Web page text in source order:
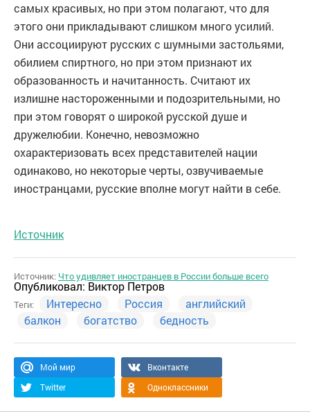
самых красивых, но при этом полагают, что для
этого они прикладывают слишком много усилий.
Они ассоциируют русских с шумными застольями,
обилием спиртного, но при этом признают их
образованность и начитанность. Считают их
излишне настороженными и подозрительными, но
при этом говорят о широкой русской душе и
дружелюбии. Конечно, невозможно
охарактеризовать всех представителей нации
одинаково, но некоторые черты, озвучиваемые
иностранцами, русские вполне могут найти в себе.
Источник
Источник: Что удивляет иностранцев в России больше всего
Опубликовал: Виктор Петров
Теги: Интересно Россия
английский
балкон
богатство бедность
Мой мир
Вконтакте
Twitter
Одноклассники